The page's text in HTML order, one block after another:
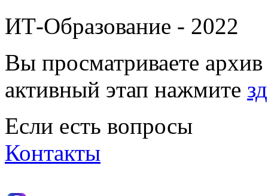
ИТ-Образование - 2022
Вы просматриваете
активный этап нажмите
Если есть вопросы
Контакты